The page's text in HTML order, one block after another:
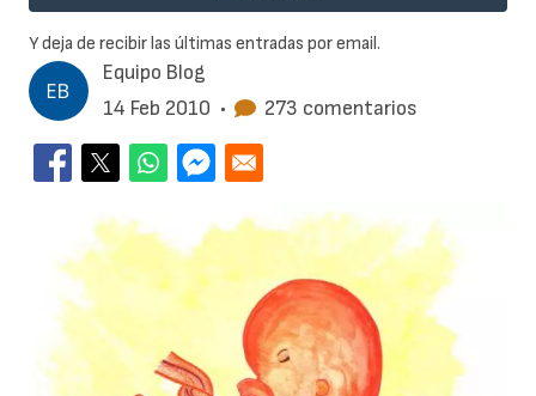
Equipo Blog
14 Feb 2010 • 273 comentarios
Y deja de recibir las últimas entradas por email.